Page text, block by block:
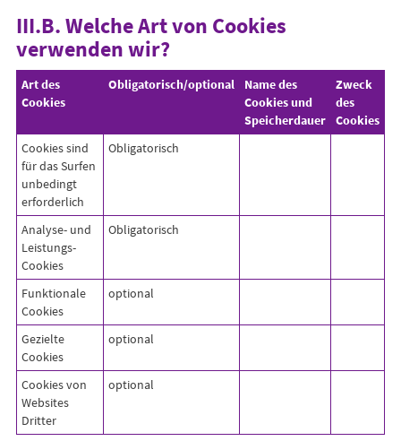
III.B. Welche Art von Cookies
verwenden wir?
Art des
Cookies
Obligatorisch/optional
Name des
Cookies und
Speicherdauer
Zweck
des
Cookies
Cookies sind
für das Surfen
unbedingt
erforderlich
Obligatorisch
Analyse- und
Leistungs-
Cookies
Obligatorisch
Funktionale
Cookies
optional
Gezielte
Cookies
optional
Cookies von
Websites
Dritter
optional